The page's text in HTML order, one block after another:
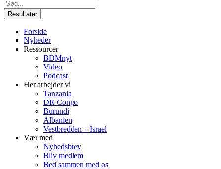
Search
...Resultater
Forside
Nyheder
Ressourcer
BDMnyt
Video
Podcast
Her arbejder vi
Tanzania
DR Congo
Burundi
Albanien
Vestbredden – Israel
Vær med
Nyhedsbrev
Bliv medlem
Bed sammen med os